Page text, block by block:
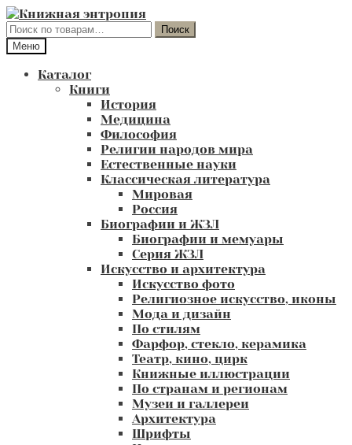
Перейти
к
навигации
Перейти
к
содержимому
Искать:
Поиск
Меню
Каталог
Книги
История
Медицина
Философия
Религии народов мира
Естественные науки
Классическая литература
Мировая
Россия
Биографии и ЖЗЛ
Биографии и мемуары
Серия ЖЗЛ
Искусство и архитектура
Искусство фото
Религиозное искусство, иконы
Мода и дизайн
По стилям
Фарфор, стекло, керамика
Театр, кино, цирк
Книжные иллюстрации
По странам и регионам
Музеи и галлереи
Архитектура
Шрифты